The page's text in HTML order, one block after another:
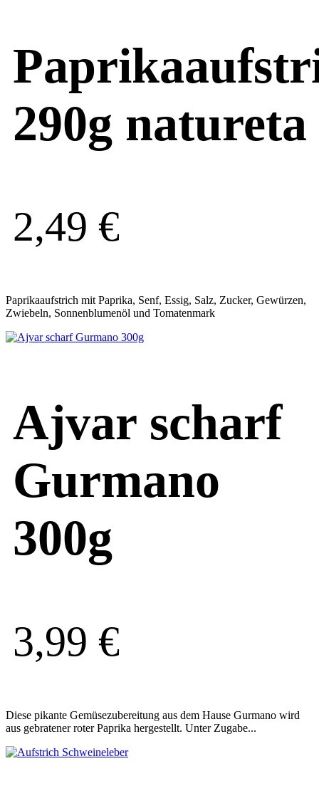
290g natureta
2,49 €
Paprikaaufstrich mit Paprika, Senf, Essig, Salz, Zucker, Gewürzen,
Zwiebeln, Sonnenblumenöl und Tomatenmark
Ajvar scharf
Gurmano
300g
3,99 €
Diese pikante Gemüsezubereitung aus dem Hause Gurmano wird
aus gebratener roter Paprika hergestellt. Unter Zugabe...